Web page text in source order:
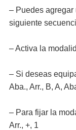
– Puedes
siguiente
– Activa la
– Si deseas
Aba., Arr., B, A,
– Para fijar la
Arr., +, 1